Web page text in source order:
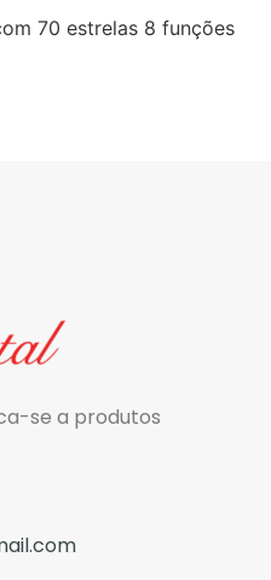
70 estrelas 8 funções
se a produtos